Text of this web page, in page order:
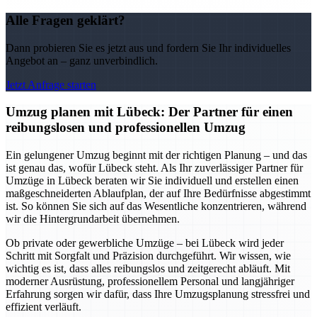
Alle Fragen geklärt?
Dann probieren Sie es jetzt aus und fordern Sie Ihr individuelles
Angebot an – ganz unverbindlich.
Jetzt Anfrage starten
Umzug planen mit Lübeck: Der Partner für einen
reibungslosen und professionellen Umzug
Ein gelungener Umzug beginnt mit der richtigen Planung – und das
ist genau das, wofür Lübeck steht. Als Ihr zuverlässiger Partner für
Umzüge in Lübeck beraten wir Sie individuell und erstellen einen
maßgeschneiderten Ablaufplan, der auf Ihre Bedürfnisse abgestimmt
ist. So können Sie sich auf das Wesentliche konzentrieren, während
wir die Hintergrundarbeit übernehmen.
Ob private oder gewerbliche Umzüge – bei Lübeck wird jeder
Schritt mit Sorgfalt und Präzision durchgeführt. Wir wissen, wie
wichtig es ist, dass alles reibungslos und zeitgerecht abläuft. Mit
moderner Ausrüstung, professionellem Personal und langjähriger
Erfahrung sorgen wir dafür, dass Ihre Umzugsplanung stressfrei und
effizient verläuft.